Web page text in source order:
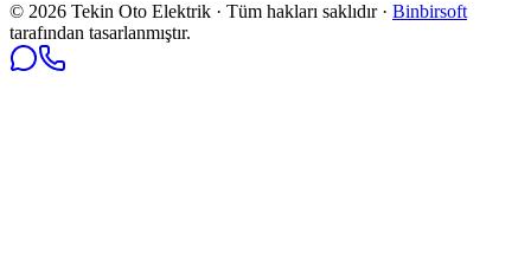
© 2026 Tekin Oto Elektrik · Tüm hakları saklıdır · Binbirsoft
tarafından tasarlanmıştır.